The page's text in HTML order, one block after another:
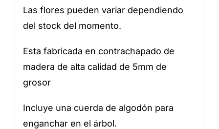
Las flores pueden variar dependiendo
del stock del momento.
Esta fabricada en contrachapado de
madera de alta calidad de 5mm de
grosor
Incluye una cuerda de algodón para
enganchar en el árbol.